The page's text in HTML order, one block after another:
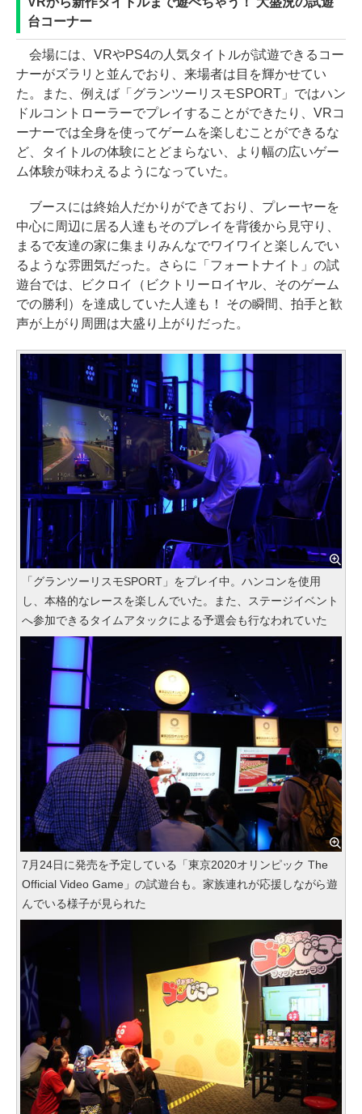
台コーナー
会場には、VRやPS4の人気タイトルが試遊できるコー
ナーがズラリと並んでおり、来場者は目を輝かせてい
た。また、例えば「グランツーリスモSPORT」ではハン
ドルコントローラーでプレイすることができたり、VRコ
ーナーでは全身を使ってゲームを楽しむことができるな
ど、タイトルの体験にとどまらない、より幅の広いゲー
ム体験が味わえるようになっていた。
ブースには終始人だかりができており、プレーヤーを
中心に周辺に居る人達もそのプレイを背後から見守り、
まるで友達の家に集まりみんなでワイワイと楽しんでい
るような雰囲気だった。さらに「フォートナイト」の試
遊台では、ビクロイ（ビクトリーロイヤル、そのゲーム
での勝利）を達成していた人達も！ その瞬間、拍手と歓
声が上がり周囲は大盛り上がりだった。
「グランツーリスモSPORT」をプレイ中。ハンコンを使用
し、本格的なレースを楽しんでいた。また、ステージイベント
へ参加できるタイムアタックによる予選会も行なわれていた
7月24日に発売を予定している「東京2020オリンピック The
Official Video Game」の試遊台も。家族連れが応援しながら遊
んでいる様子が見られた